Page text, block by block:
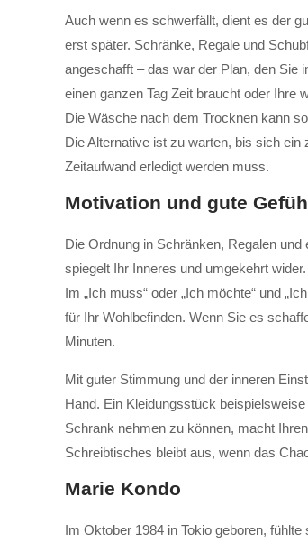
Auch wenn es schwerfällt, dient es der
erst später. Schränke, Regale und
angeschafft – das war der Plan, den Sie
einen ganzen Tag Zeit braucht oder Ihre
Die Wäsche nach dem Trocknen kann
Die Alternative ist zu warten, bis sich
Zeitaufwand erledigt werden muss.
Motivation und gute
Die Ordnung in Schränken, Regalen
spiegelt Ihr Inneres und umgekehrt wider.
Im „Ich muss“ oder „Ich möchte“ und
für Ihr Wohlbefinden. Wenn Sie es
Minuten.
Mit guter Stimmung und der inneren
Hand. Ein Kleidungsstück
Schrank nehmen zu können, macht
Schreibtisches bleibt aus, wenn das
Marie Kondo
Im Oktober 1984 in Tokio geboren, fühlte
des
Videos
Sie die